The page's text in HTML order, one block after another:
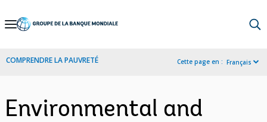
Skip
Navigation
COMPRENDRE LA PAUVRETÉ Cette page en : Français
Environmental and